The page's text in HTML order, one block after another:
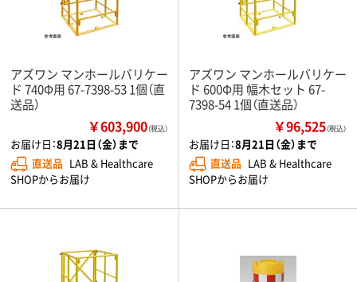
アズワン マンホールバリケー
ド 740Φ用 67-7398-53 1個（直
送品）
￥603,900（税込）
お届け日：8月21日（金）まで
直送品 LAB & Healthcare
SHOPからお届け
アズワン マンホールバリケー
ド 600Φ用 幅木セット 67-
7398-54 1個（直送品）
￥96,525（税込）
お届け日：8月21日（金）まで
直送品 LAB & Healthcare
SHOPからお届け